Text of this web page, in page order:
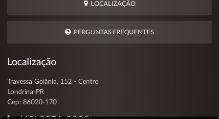
LOCALIZAÇÃO
PERGUNTAS FREQUENTES
Localização
Travessa Goiânia, 152 - Centro
Londrina-PR
Cep: 86020-170